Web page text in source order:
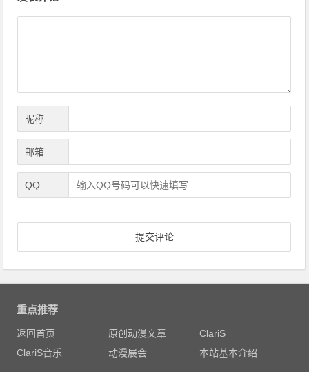
昵称
邮箱
QQ
重点推荐
返回首页 原创动漫文章
ClariS
ClariS音乐
动漫展会 本站基本介绍